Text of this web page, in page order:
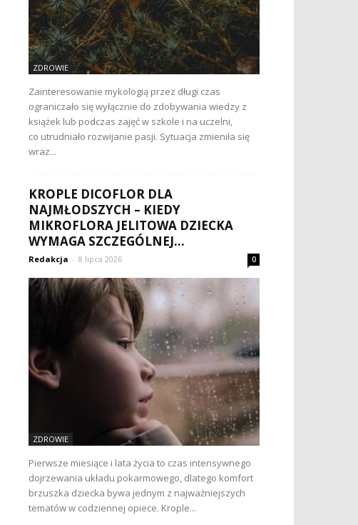
ZDROWIE
Zainteresowanie mykologią przez długi czas
ograniczało się wyłącznie do zdobywania wiedzy z
książek lub podczas zajęć w szkole i na uczelni,
co utrudniało rozwijanie pasji. Sytuacja zmieniła się
wraz...
KROPLE DICOFLOR DLA
NAJMŁODSZYCH – KIEDY
MIKROFLORA JELITOWA DZIECKA
WYMAGA SZCZEGÓLNEJ...
Redakcja - 8 lipca 2026 0
ZDROWIE
Pierwsze miesiące i lata życia to czas intensywnego
dojrzewania układu pokarmowego, dlatego komfort
brzuszka dziecka bywa jednym z najważniejszych
tematów w codziennej opiece. Krople...